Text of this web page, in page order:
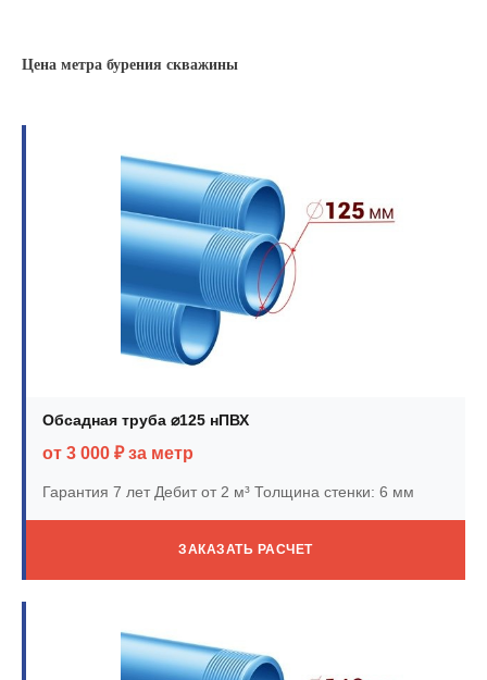
Цена метра бурения скважины
Обсадная труба ⌀125 нПВХ
от 3 000 ₽ за метр
Гарантия 7 летДебит от 2 м³ Толщина стенки: 6 мм
ЗАКАЗАТЬ РАСЧЕТ